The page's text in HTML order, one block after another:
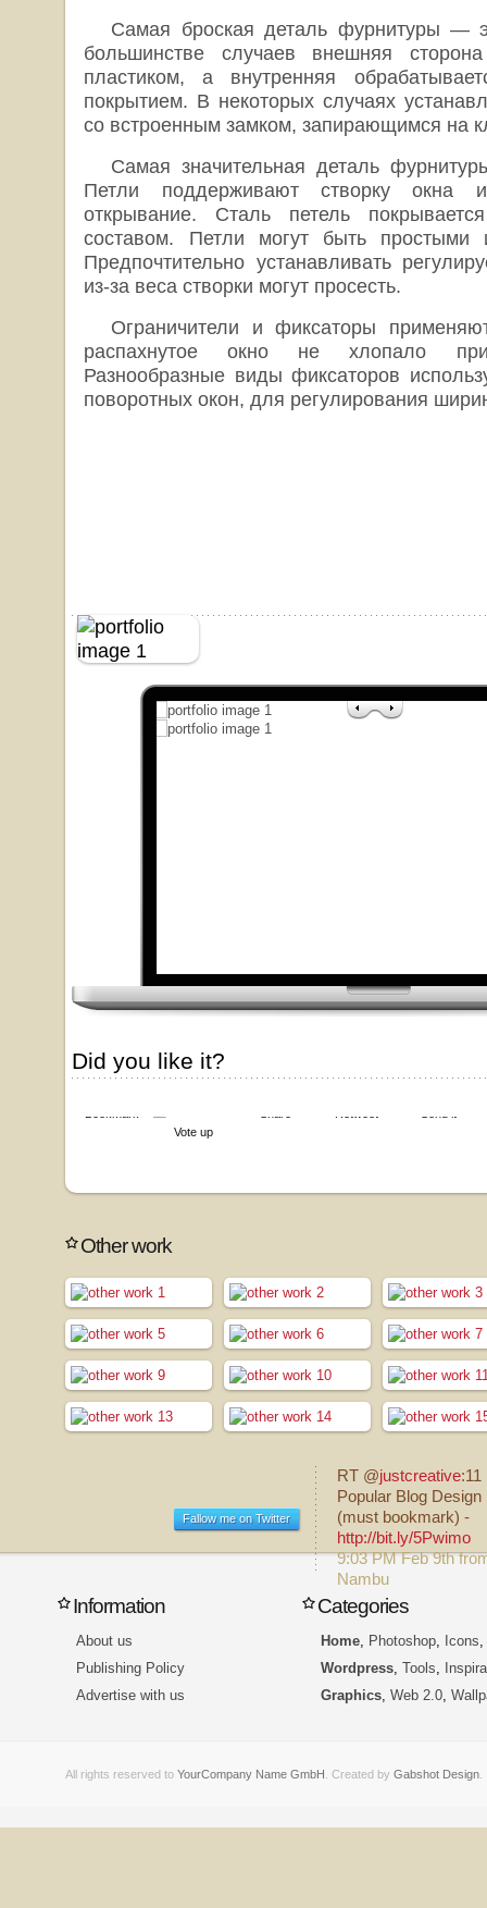
Самая броская деталь фурнитуры —
большинстве случаев внешняя
пластиком, а внутренняя
покрытием. В некоторых случаях
со встроенным замком, запирающимся на
Самая значительная деталь
Петли поддерживают створку окна
открывание. Сталь петель
составом. Петли могут быть простыми
Предпочтительно устанавливать
из-за веса створки могут просесть.
Ограничители и фиксаторы
распахнутое окно не хлопало
Разнообразные виды фиксаторов
поворотных окон, для регулирования
Did you like it?
Vote up
Other work
Fallow me on Twitter
RT @justcreative:11
Popular Blog Design
(must bookmark) -
http://bit.ly/5Pwimo
9:03 PM Feb 9th
Nambu
Information
About us
Publishing Policy
Advertise with us
Categories
Home Photoshop Icons
Wordpress Tools
Graphics Web 2.0
All rights reserved to YourCompany Name GmbH . Created by Gabshot Design